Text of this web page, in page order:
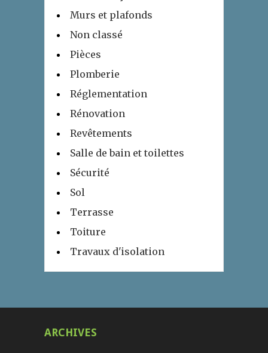
Murs et plafonds
Non classé
Pièces
Plomberie
Réglementation
Rénovation
Revêtements
Salle de bain et toilettes
Sécurité
Sol
Terrasse
Toiture
Travaux d'isolation
ARCHIVES